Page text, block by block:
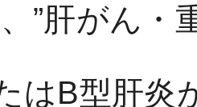
”肝がん・
はB型肝炎